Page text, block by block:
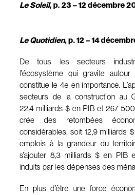
Le Soleil, p. 23 – 12 décembre
Le Quotidien, p. 12 – 14
De tous les secteurs
l’écosystème qui gravite
constitue le 4e en importance.
secteurs de la construction au
22,4 milliards $ en PIB et 267
crée des retombées
considérables, soit 12,9 milliards
emplois à la grandeur du
s’ajouter 8,3 milliards $ en
induits par les dépenses des
En plus d’être une force